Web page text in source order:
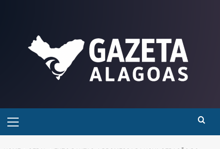
Menu